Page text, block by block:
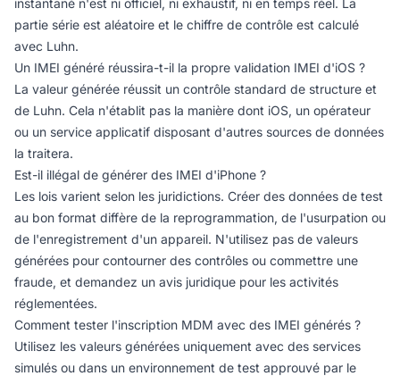
instantané n'est ni officiel, ni exhaustif, ni en temps réel. La
partie série est aléatoire et le chiffre de contrôle est calculé
avec Luhn.
Un IMEI généré réussira-t-il la propre validation IMEI d'iOS ?
La valeur générée réussit un contrôle standard de structure et
de Luhn. Cela n'établit pas la manière dont iOS, un opérateur
ou un service applicatif disposant d'autres sources de données
la traitera.
Est-il illégal de générer des IMEI d'iPhone ?
Les lois varient selon les juridictions. Créer des données de test
au bon format diffère de la reprogrammation, de l'usurpation ou
de l'enregistrement d'un appareil. N'utilisez pas de valeurs
générées pour contourner des contrôles ou commettre une
fraude, et demandez un avis juridique pour les activités
réglementées.
Comment tester l'inscription MDM avec des IMEI générés ?
Utilisez les valeurs générées uniquement avec des services
simulés ou dans un environnement de test approuvé par le